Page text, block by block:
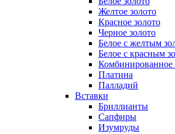
Желтое золото
Красное золото
Черное золото
Белое с желтым
Белое с красным
Комбинированное
Платина
Палладий
Вставки
Бриллианты
Сапфиры
Изумруды